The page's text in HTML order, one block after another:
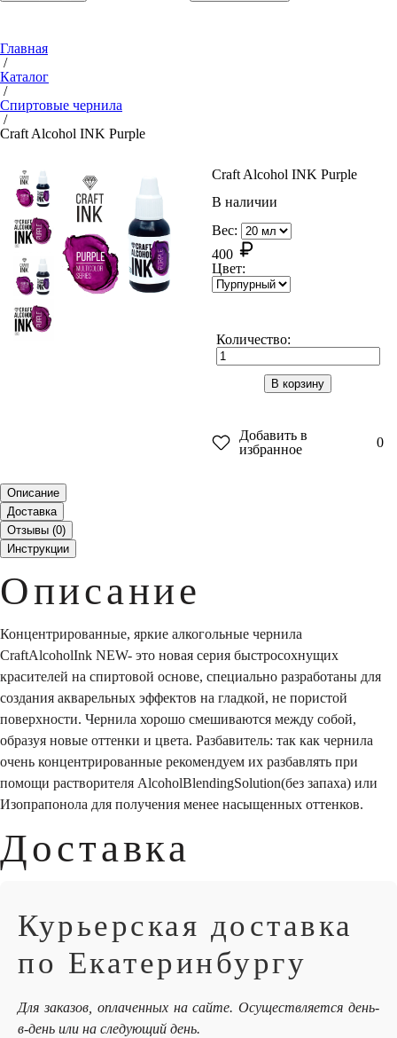
Главная
/
Каталог
/
Спиртовые чернила
/
Craft Alcohol INK Purple
Craft Alcohol INK Purple
В наличии
Вес:
400
Цвет:
Количество:
В корзину
Добавить в
избранное
0
Описание
Доставка
Отзывы (0)
Инструкции
Описание
Концентрированные, яркие алкогольные чернила
CraftAlcoholInk NEW- это новая серия быстросохнущих
красителей на спиртовой основе, специально разработаны для
создания акварельных эффектов на гладкой, не пористой
поверхности. Чернила хорошо смешиваются между собой,
образуя новые оттенки и цвета. Разбавитель: так как чернила
очень концентрированные рекомендуем их разбавлять при
помощи растворителя AlcoholBlendingSolution(без запаха) или
Изопрапонола для получения менее насыщенных оттенков.
Доставка
Курьерская доставка
по Екатеринбургу
Для заказов, оплаченных на сайте. Осуществляется день-
в-день или на следующий день.